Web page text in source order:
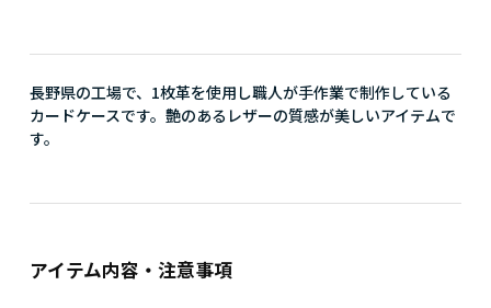
長野県の工場で、1枚革を使用し職人が手作業で制作している
カードケースです。艶のあるレザーの質感が美しいアイテムで
す。
アイテム内容・注意事項